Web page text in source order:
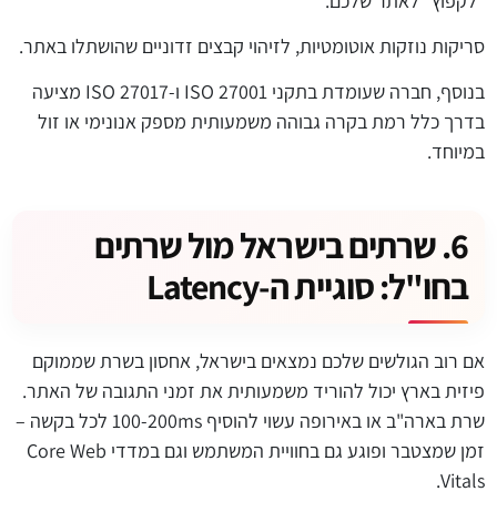
סריקות נוזקות אוטומטיות, לזיהוי קבצים זדוניים שהושתלו באתר.
בנוסף, חברה שעומדת בתקני ISO 27001 ו-ISO 27017 מציעה
בדרך כלל רמת בקרה גבוהה משמעותית מספק אנונימי או זול
במיוחד.
6. שרתים בישראל מול שרתים
בחו"ל: סוגיית ה-Latency
אם רוב הגולשים שלכם נמצאים בישראל, אחסון בשרת שממוקם
פיזית בארץ יכול להוריד משמעותית את זמני התגובה של האתר.
שרת בארה"ב או באירופה עשוי להוסיף 100-200ms לכל בקשה –
זמן שמצטבר ופוגע גם בחוויית המשתמש וגם במדדי Core Web
Vitals.